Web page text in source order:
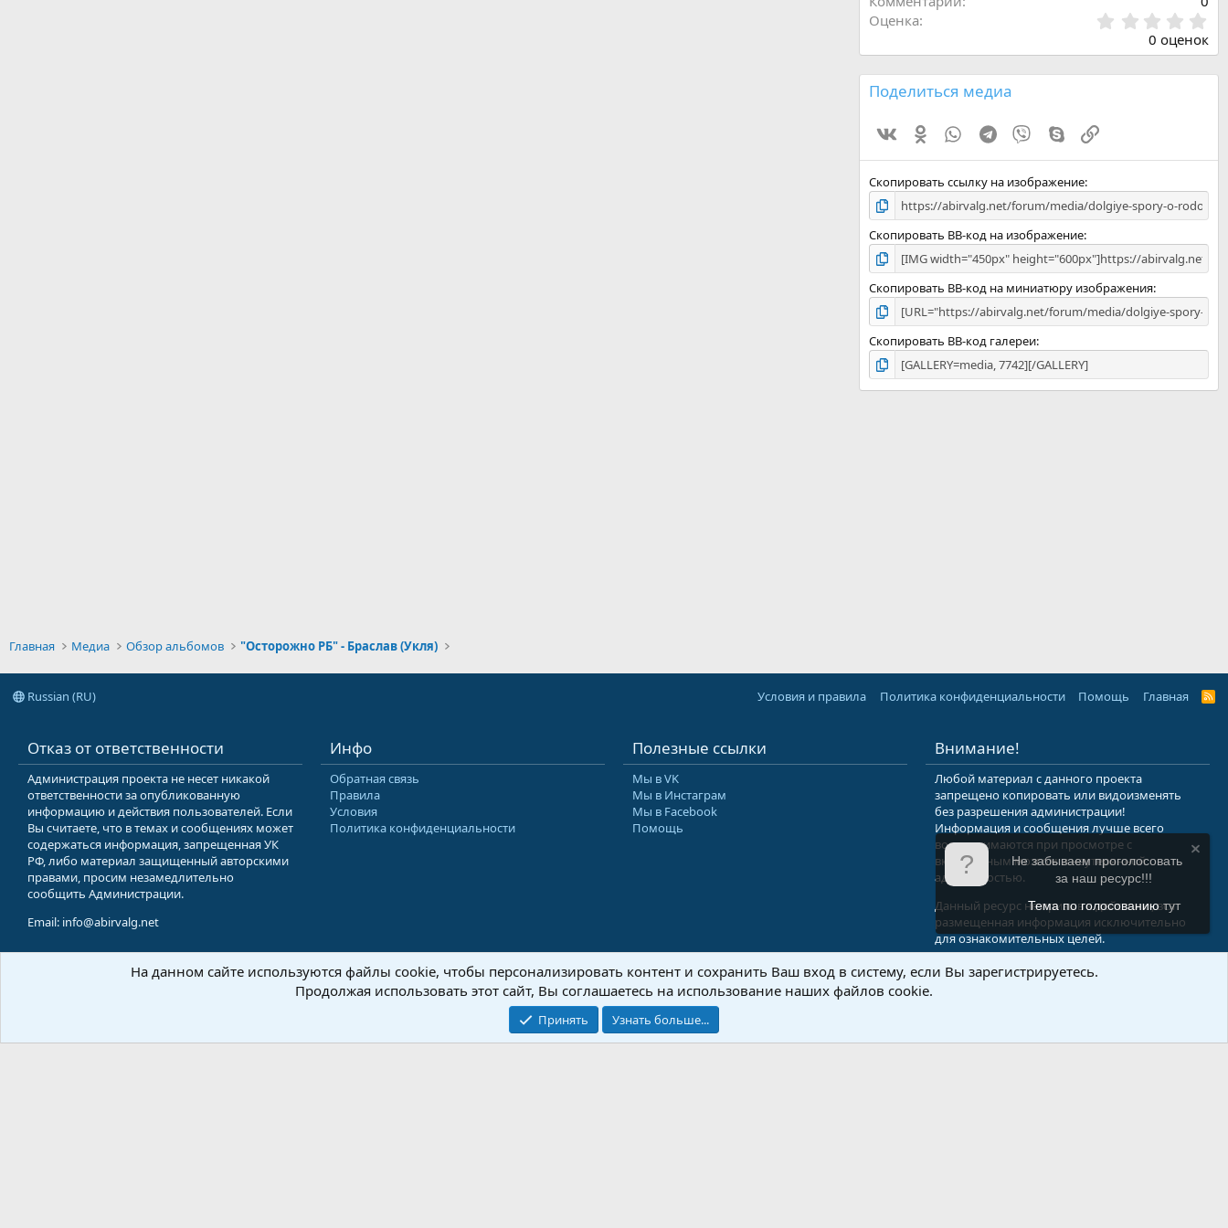
Оценка
.
0
0
0 оценок
Поделиться медиа
Ok WhatsAppTelegram
Viber SkypeСсылка
Скопировать ссылку на изображение
Скопировать BB-код на изображение
Скопировать BB-код на миниатюру изображения
Скопировать BB-код галереи
Главная Медиа Обзор альбомов "Осторожно РБ" - Браслав (Укля)
Russian (RU) Условия и правила Политика конфиденциальности Помощь Главная
R
Отказ от ответственности
Администрация проекта не несет никакой
ответственности за опубликованную
информацию и действия пользователей. Если
Вы считаете, что в темах и сообщениях может
содержаться информация, запрещенная УК
РФ, либо материал защищенный авторскими
правами, просим незамедлительно
сообщить Администрации.
Email: info@abirvalg.net
Инфо
Обратная связь
Правила
Условия
Политика конфиденциальности
Полезные ссылки
Мы в VK
Мы в Инстаграм
Мы в Facebook
Помощь
Внимание!
Любой материал с данного проекта
запрещено копировать или видоизменять
без разрешения администрации!
Информация и сообщения лучше всего
воспринимаются при просмотре с
включенным мозгом и неутерянной
адекватностью.
Данный ресурс не призыв к действию, вся
размещенная информация исключительно
для ознакомительных целей.
© 2008-2026 Форум Абырвалг.нет - подводная охота, дайвинг, туризм Перевод:XenForo.Info
Не забываем проголосовать
за наш ресурс!!!
Тема по голосованиютут
На данном сайте используются файлы cookie, чтобы персонализировать контент и сохранить Ваш вход в систему, если Вы зарегистрируетесь.
Продолжая использовать этот сайт, Вы соглашаетесь на использование наших файлов cookie.
Принять Узнать больше...